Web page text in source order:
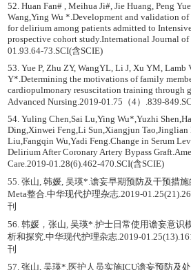
52. Huan Fan# , Meihua Ji#, Jie Huang, Peng
Wang,Ying Wu *.Development and validation
for delirium among patients admitted to
prospective cohort study.International Journal
01.93.64-73.SCI(含SCIE)
53. Yue P, Zhu ZY, WangYL, Li J, Xu YM, Lamb
Y*.Determining the motivations of family
cardiopulmonary resuscitation training through
Advanced Nursing.2019-01.75（4）.839-
54. Yuling Chen,Sai Lu,Ying Wu*,Yuzhi
Ding,Xinwei Feng,Li Sun,Xiangjun
Liu,Fangqin Wu,Yadi Feng.Change in Serum
Delirium After Coronary Artery Bypass
Care.2019-01.28(6).462-470.SCI(含SCIE)
55. 张山, 韩媛, 吴瑛*.谵妄早期预防及干预措
Meta整合.中华现代护理杂志.2019-
刊
56. 韩媛，张山, 吴瑛*.护士日常使用谵妄意识
析和探究.中华现代护理杂志.2019-
刊
57. 张山, 吴瑛*.医护人员实施ICU谵妄预防及